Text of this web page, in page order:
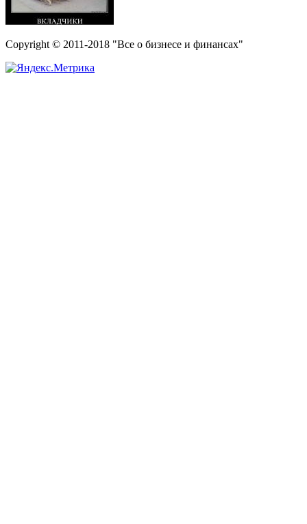
Copyright © 2011-2018 "Все о бизнесе и финансах"